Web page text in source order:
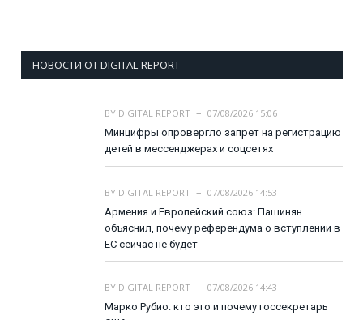
НОВОСТИ ОТ DIGITAL-REPORT
BY DIGITAL REPORT
07/08/2026 15:06
Минцифры опровергло запрет на регистрацию
детей в мессенджерах и соцсетях
BY DIGITAL REPORT
07/08/2026 14:53
Армения и Европейский союз: Пашинян
объяснил, почему референдума о вступлении в
ЕС сейчас не будет
BY DIGITAL REPORT
07/08/2026 14:43
Марко Рубио: кто это и почему госсекретарь